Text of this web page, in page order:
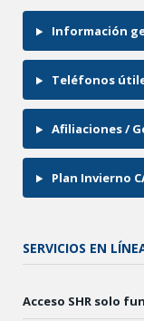
Información
Teléfonos
Afiliaciones /
Plan Invierno
SERVICIOS EN
Acceso SHR solo